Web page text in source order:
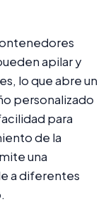
apilar y
lo que abre un
personalizado
para
de la
una
a diferentes